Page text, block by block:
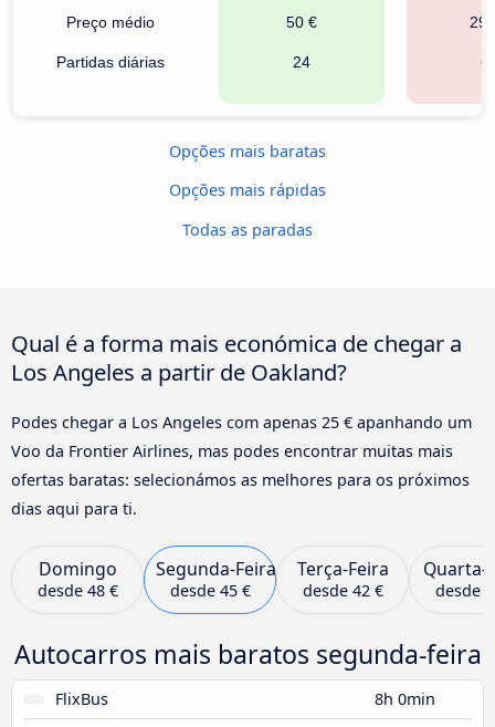
Preço médio
Partidas diárias
50 €
24
Opções mais baratas
Opções mais rápidas
Todas as paradas
Qual é a forma mais económica de chegar a
Los Angeles a partir de Oakland?
Podes chegar a Los Angeles com apenas 25 € apanhando um
Voo da Frontier Airlines, mas podes encontrar muitas mais
ofertas baratas: selecionámos as melhores para os próximos
dias aqui para ti.
Domingo
desde 48 €
Segunda-Feira
desde 45 €
Terça-Feira
desde 42 €
Quarta-
desde
Autocarros mais baratos segunda-feira
FlixBus 8h 0min